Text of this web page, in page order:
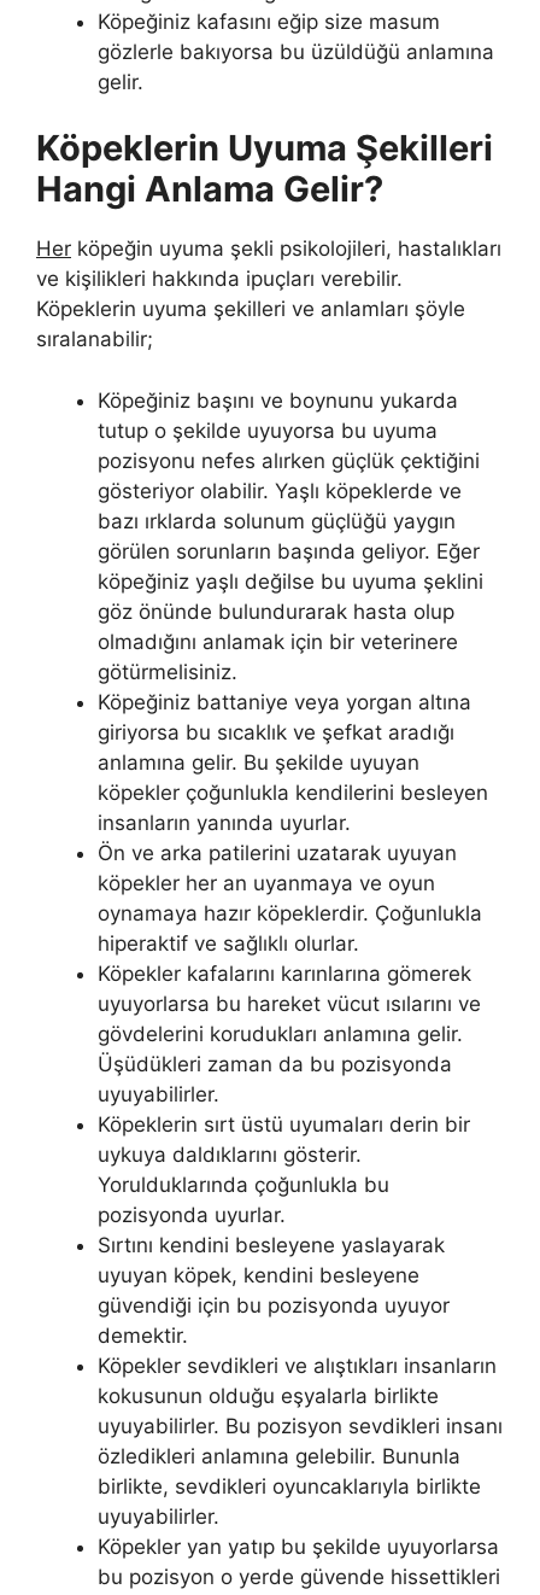
Köpeğiniz kafasını eğip size masum
gözlerle bakıyorsa bu üzüldüğü anlamına
gelir.
Köpeklerin Uyuma Şekilleri
Hangi Anlama Gelir?
Her köpeğin uyuma şekli psikolojileri, hastalıkları
ve kişilikleri hakkında ipuçları verebilir.
Köpeklerin uyuma şekilleri ve anlamları şöyle
sıralanabilir;
Köpeğiniz başını ve boynunu yukarda
tutup o şekilde uyuyorsa bu uyuma
pozisyonu nefes alırken güçlük çektiğini
gösteriyor olabilir. Yaşlı köpeklerde ve
bazı ırklarda solunum güçlüğü yaygın
görülen sorunların başında geliyor. Eğer
köpeğiniz yaşlı değilse bu uyuma şeklini
göz önünde bulundurarak hasta olup
olmadığını anlamak için bir veterinere
götürmelisiniz.
Köpeğiniz battaniye veya yorgan altına
giriyorsa bu sıcaklık ve şefkat aradığı
anlamına gelir. Bu şekilde uyuyan
köpekler çoğunlukla kendilerini besleyen
insanların yanında uyurlar.
Ön ve arka patilerini uzatarak uyuyan
köpekler her an uyanmaya ve oyun
oynamaya hazır köpeklerdir. Çoğunlukla
hiperaktif ve sağlıklı olurlar.
Köpekler kafalarını karınlarına gömerek
uyuyorlarsa bu hareket vücut ısılarını ve
gövdelerini korudukları anlamına gelir.
Üşüdükleri zaman da bu pozisyonda
uyuyabilirler.
Köpeklerin sırt üstü uyumaları derin bir
uykuya daldıklarını gösterir.
Yorulduklarında çoğunlukla bu
pozisyonda uyurlar.
Sırtını kendini besleyene yaslayarak
uyuyan köpek, kendini besleyene
güvendiği için bu pozisyonda uyuyor
demektir.
Köpekler sevdikleri ve alıştıkları insanların
kokusunun olduğu eşyalarla birlikte
uyuyabilirler. Bu pozisyon sevdikleri insanı
özledikleri anlamına gelebilir. Bununla
birlikte, sevdikleri oyuncaklarıyla birlikte
uyuyabilirler.
Köpekler yan yatıp bu şekilde uyuyorlarsa
bu pozisyon o yerde güvende hissettikleri